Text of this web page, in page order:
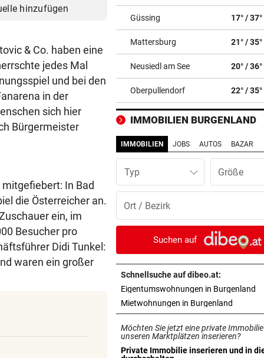
hinzufügen
& Co. haben eine
jedes Mal
und bei den
in der
sich hier
Bürgermeister
In Bad
die Österreicher an.
ein, im
Besucher pro
Didi Tunkel:
waren ein großer
REKORDSOMMER IN Ö vor
Trotz Hitze gibt’s Lebkuchen
Hütten ohne Wasser
vor
Kampfsportler erschlägt
Flirt im Streit
INFANTINO-VERSPRECHEN?
Wirbel um WM-Finale 2030:
reagiert Spanien
Sprengstoff-Drohne
JAHRELANG GEJAGT vor
Neuseelands tödlichste
„Nine Lives“ erlegt
EU IST ALARMIERT vor
Russische Kanäle haben
Krise verstärkt
Güssing 17° / 37°
Mattersburg 21° / 35°
Neusiedl am See 20° / 36°
Oberpullendorf 22° / 35°
IMMOBILIEN BURGENLAND
IMMOBILIEN JOBS AUTOS BAZAR
Typ
Suchen auf
Schnellsuche auf dibeo.at:
Eigentumswohnungen in Burgenland
Mietwohnungen in Burgenland
Möchten Sie jetzt eine private
unseren Marktplätzen inserieren?
Private Immobilie inserieren und in